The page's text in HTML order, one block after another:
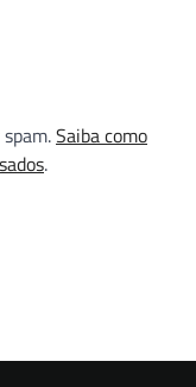
Saiba como
.